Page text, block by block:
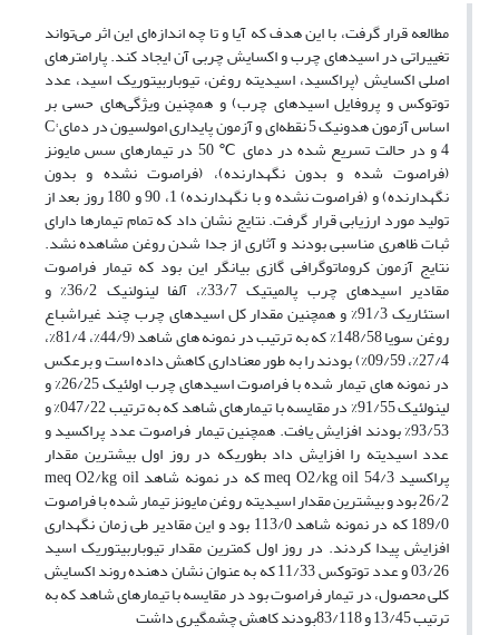
مطالعه قرار گرفت، با این هدف که آیا و تا چه اندازه‌ای این اثر می‌تواند
تغییراتی در اسیدهای چرب و اکسایش چربی آن ایجاد کند. پارامترهای
اصلی اکسایش (پراکسید، اسیدیته روغن، تیوباربیتوریک اسید، عدد
توتوکس و پروفایل اسیدهای چرب) و همچنین ویژگی‌های حسی بر
اساس آزمون هدونیک 5 نقطه‌ای و آزمون پایداری امولسیون در دمای C°
4 و در حالت تسریع شده در دمای ℃ 50 در تیمارهای سس مایونز
(فراصوت شده و بدون نگهدارنده)، (فراصوت نشده و بدون
نگهدارنده) و (فراصوت نشده و با نگهدارنده) 1، 90 و 180 روز بعد از
تولید مورد ارزیابی قرار گرفت. نتایج نشان داد که تمام تیمارها دارای
ثبات ظاهری مناسبی بودند و آثاری از جدا شدن روغن مشاهده نشد.
نتایج آزمون کروماتوگرافی گازی بیانگر این بود که تیمار فراصوت
مقادیر اسیدهای چرب پالمیتیک 33/7%، آلفا لینولنیک 36/2% و
استئاریک 91/3% و همچنین مقدار کل اسیدهای چرب چند غیراشباع
روغن سویا 148/58% که به ترتیب در نمونه های شاهد (44/9%، 81/4%،
27/4%، 09/59%) بودند را به طور معناداری کاهش داده است و برعکس
در نمونه های تیمار شده با فراصوت اسیدهای چرب اولئیک 26/25% و
لینولئیک 91/55% در مقایسه با تیمارهای شاهد که به ترتیب 047/22% و
93/53% بودند افزایش یافت. همچنین تیمار فراصوت عدد پراکسید و
عدد اسیدیته را افزایش داد بطوریکه در روز اول بیشترین مقدار
پراکسید meq O2/kg oil 54/3 که در نمونه شاهد meq O2/kg oil
26/2 بود و بیشترین مقدار اسیدیته روغن مایونز تیمار شده با فراصوت
189/0 که در نمونه شاهد 113/0 بود و این مقادیر طی زمان نگهداری
افزایش پیدا کردند. در روز اول کمترین مقدار تیوباربیتوریک اسید
03/26 و عدد توتوکس 11/33 که به‌ عنوان نشان دهنده روند اکسایش
کلی محصول، در تیمار فراصوت بود در مقایسه با تیمارهای شاهد که به
ترتیب 13/45 و 83/118بودند کاهش چشمگیری داشت